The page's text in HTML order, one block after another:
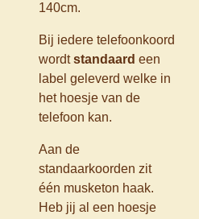
140cm.
Bij iedere telefoonkoord
wordtstandaard een
label geleverd welke in
het hoesje van de
telefoon kan.
Aan de
standaarkoorden zit
één musketon haak.
Heb jij al een hoesje